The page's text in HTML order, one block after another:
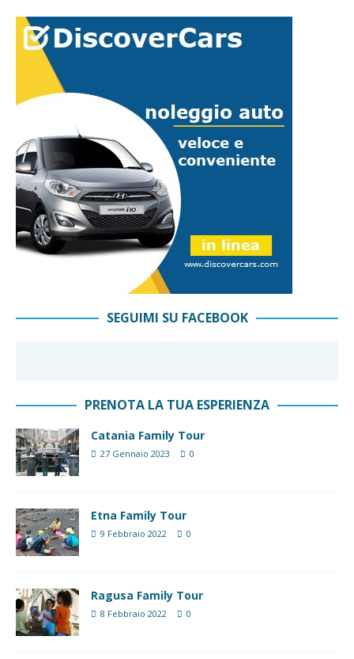
SEGUIMI SU FACEBOOK
PRENOTA LA TUA ESPERIENZA
Catania Family Tour
27 Gennaio 2023 0
Etna Family Tour
9 Febbraio 2022 0
Ragusa Family Tour
8 Febbraio 2022 0